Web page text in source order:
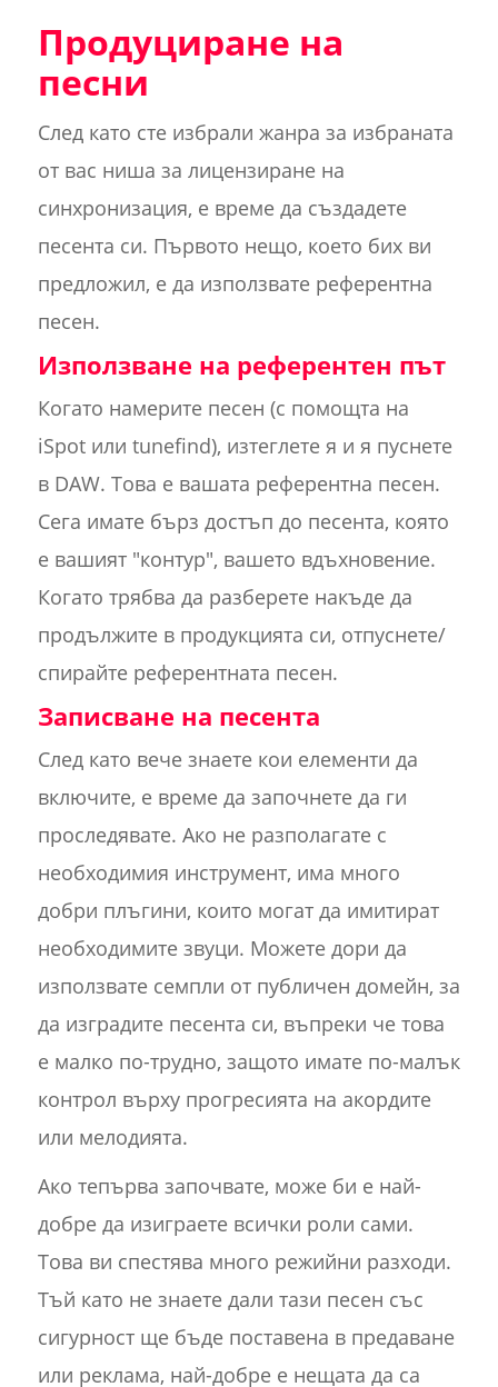
Продуциране на
песни
След като сте избрали жанра за избраната
от вас ниша за лицензиране на
синхронизация, е време да създадете
песента си. Първото нещо, което бих ви
предложил, е да използвате референтна
песен.
Използване на референтен път
Когато намерите песен (с помощта на
iSpot или tunefind), изтеглете я и я пуснете
в DAW. Това е вашата референтна песен.
Сега имате бърз достъп до песента, която
е вашият "контур", вашето вдъхновение.
Когато трябва да разберете накъде да
продължите в продукцията си, отпуснете/
спирайте референтната песен.
Записване на песента
След като вече знаете кои елементи да
включите, е време да започнете да ги
проследявате. Ако не разполагате с
необходимия инструмент, има много
добри плъгини, които могат да имитират
необходимите звуци. Можете дори да
използвате семпли от публичен домейн, за
да изградите песента си, въпреки че това
е малко по-трудно, защото имате по-малък
контрол върху прогресията на акордите
или мелодията.
Ако тепърва започвате, може би е най-
добре да изиграете всички роли сами.
Това ви спестява много режийни разходи.
Тъй като не знаете дали тази песен със
сигурност ще бъде поставена в предаване
или реклама, най-добре е нещата да са